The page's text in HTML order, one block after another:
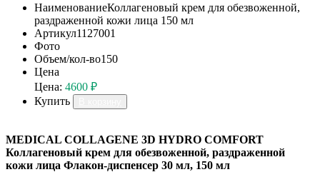
НаименованиеКоллагеновый крем для обезвоженной,
раздраженной кожи лица 150 мл
Артикул1127001
Фото
Объем/кол-во150
Цена
Цена: 4600 ₽
Купить
MEDICAL COLLAGENE 3D HYDRO COMFORT
Коллагеновый крем для обезвоженной, раздраженной
кожи лица Флакон-диспенсер 30 мл, 150 мл